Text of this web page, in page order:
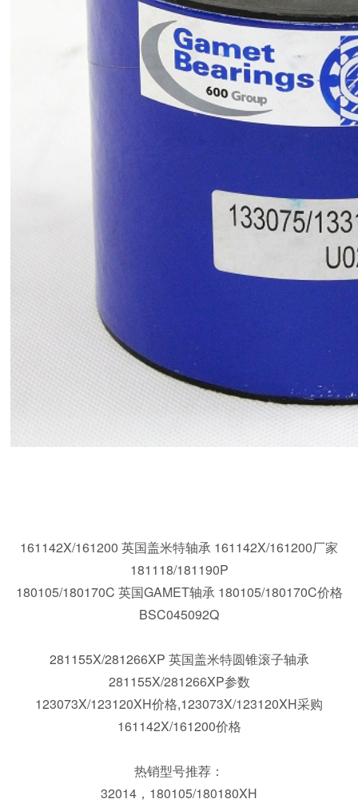
180105/180190C 英国GAMET主轴轴承;180101X/180190C
180105/180180XC 英国盖米特高精度轴承;100034X/100080
240145/240241X 英国盖米特高精度轴承 BSC017060Q
161142X/161200 英国盖米特轴承 161142X/161200厂家
181118/181190P
180105/180170C 英国GAMET轴承 180105/180170C价格
BSC045092Q
281155X/281266XP 英国盖米特圆锥滚子轴承
281155X/281266XP参数
123073X/123120XH价格,123073X/123120XH采购
161142X/161200价格
热销型号推荐：
32014，180105/180180XH